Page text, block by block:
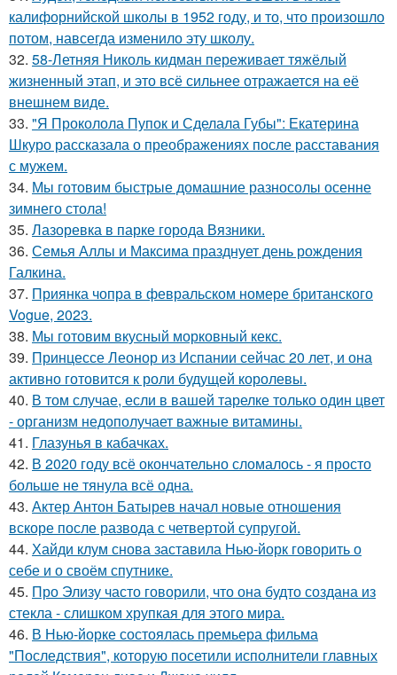
калифорнийской школы в 1952 году, и то, что произошло
потом, навсегда изменило эту школу.
32. 58-Летняя Николь кидман переживает тяжёлый
жизненный этап, и это всё сильнее отражается на её
внешнем виде.
33. "Я Проколола Пупок и Сделала Губы": Екатерина
Шкуро рассказала о преображениях после расставания
с мужем.
34. Мы готовим быстрые домашние разносолы осенне
зимнего стола!
35. Лазоревка в парке города Вязники.
36. Семья Аллы и Максима празднует день рождения
Галкина.
37. Приянка чопра в февральском номере британского
Vogue, 2023.
38. Мы готовим вкусный морковный кекс.
39. Принцессе Леонор из Испании сейчас 20 лет, и она
активно готовится к роли будущей королевы.
40. В том случае, если в вашей тарелке только один цвет
- организм недополучает важные витамины.
41. Глазунья в кабачках.
42. В 2020 году всё окончательно сломалось - я просто
больше не тянула всё одна.
43. Актер Антон Батырев начал новые отношения
вскоре после развода с четвертой супругой.
44. Хайди клум снова заставила Нью-йорк говорить о
себе и о своём спутнике.
45. Про Элизу часто говорили, что она будто создана из
стекла - слишком хрупкая для этого мира.
46. В Нью-йорке состоялась премьера фильма
"Последствия", которую посетили исполнители главных